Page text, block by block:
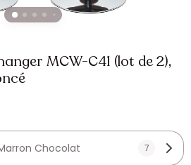
MCW-C41 (lot de 2),
Chocolat 7